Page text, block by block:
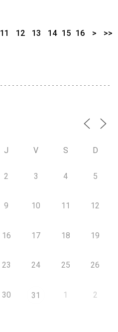
11 12 13 14 15 16 > >>
J V S D
2 3 4 5
9 10 11 12
16 17 18 19
23 24 25 26
30 31 1 2